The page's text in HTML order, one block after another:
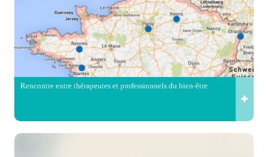
Rencontre entre thérapeutes et professionnels du bien-être